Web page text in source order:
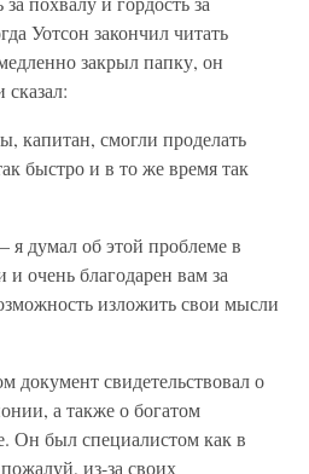
Уотсон закончил читать
закрыл папку, он
капитан, смогли проделать
быстро и в то же время так
думал об этой проблеме в
и очень благодарен вам за
изложить свои мысли
свидетельствовал о
а также о богатом
Он был специалистом как в
из-за своих